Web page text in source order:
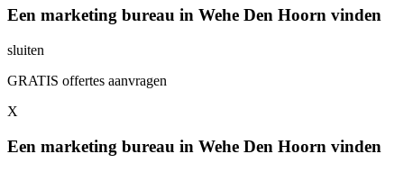
Een marketing bureau in Wehe Den Hoorn vinden
sluiten
GRATIS offertes aanvragen
X
Een marketing bureau in Wehe Den Hoorn vinden